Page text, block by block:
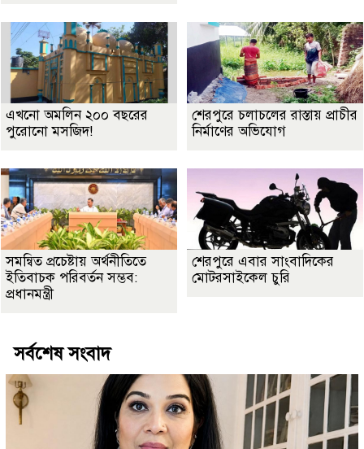
এখনো অমলিন ২০০ বছরের
পুরোনো মসজিদ!
শেরপুরে চলাচলের রাস্তায় প্রাচীর
নির্মাণের অভিযোগ
সমন্বিত প্রচেষ্টায় অর্থনীতিতে
ইতিবাচক পরিবর্তন সম্ভব:
প্রধানমন্ত্রী
শেরপুরে এবার সাংবাদিকের
মোটরসাইকেল চুরি
সর্বশেষ সংবাদ